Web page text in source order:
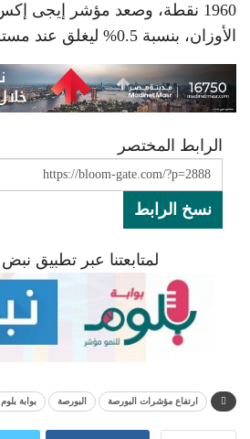
الأوزان، بنسبة 0.5% ليغلق عند مستوى 2956 نقطة.
الرابط المختصر
نسخ الرابط
لمتابعتنا عبر تطبيق نبض
ارتفاع مؤشرات البورصة البورصة بوابة بلوم